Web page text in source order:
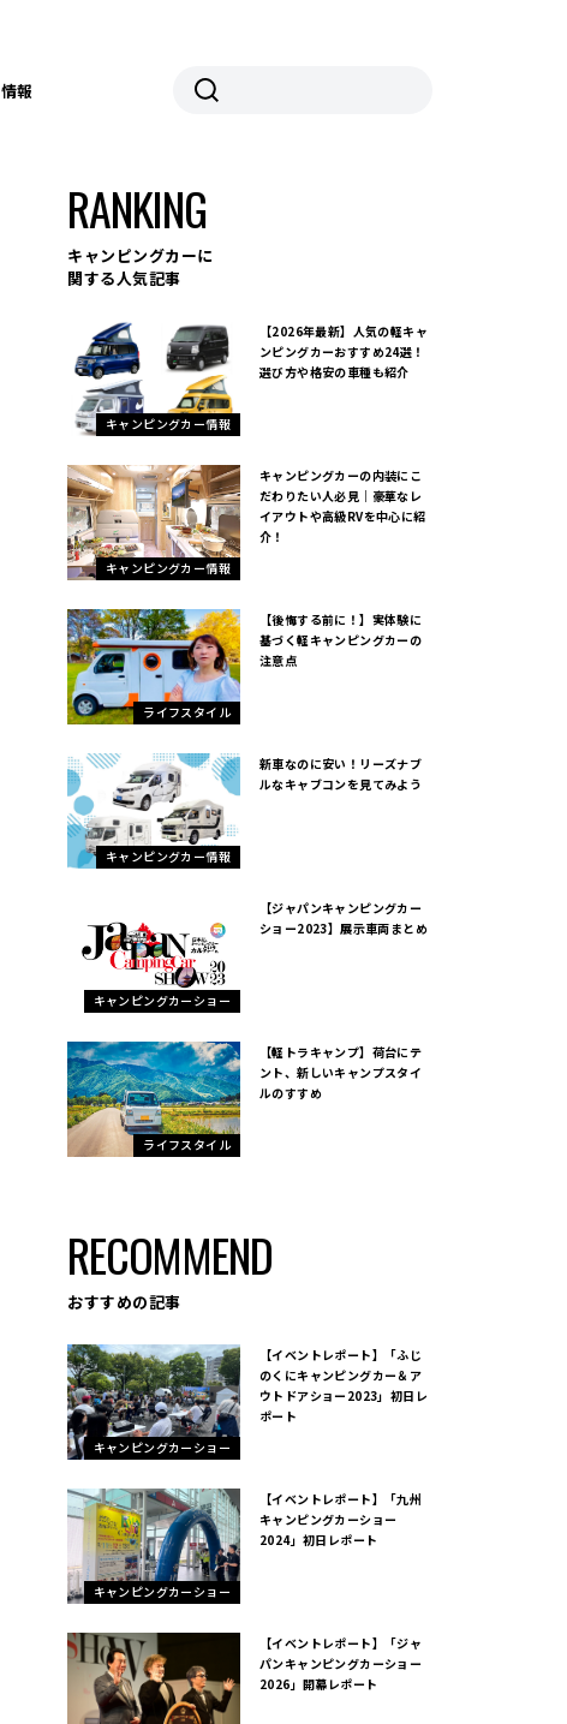
情報
RANKING
キャンピングカーに
関する人気記事
キャンピングカー情報
【2026年最新】人気の軽キャ
ンピングカーおすすめ24選！
選び方や格安の車種も紹介
キャンピングカー情報
キャンピングカーの内装にこ
だわりたい人必見｜豪華なレ
イアウトや高級RVを中心に紹
介！
ライフスタイル
【後悔する前に！】実体験に
基づく軽キャンピングカーの
注意点
キャンピングカー情報
新車なのに安い！リーズナブ
ルなキャブコンを見てみよう
キャンピングカーショー
【ジャパンキャンピングカー
ショー2023】展示車両まとめ
ライフスタイル
【軽トラキャンプ】荷台にテ
ント、新しいキャンプスタイ
ルのすすめ
RECOMMEND
おすすめの記事
キャンピングカーショー
【イベントレポート】「ふじ
のくにキャンピングカー＆ア
ウトドアショー2023」初日レ
ポート
キャンピングカーショー
【イベントレポート】「九州
キャンピングカーショー
2024」初日レポート
【イベントレポート】「ジャ
パンキャンピングカーショー
2026」開幕レポート